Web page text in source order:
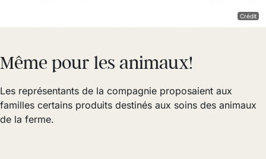
Crédit
Même pour les animaux!
Les représentants de la compagnie proposaient aux
familles certains produits destinés aux soins des animaux
de la ferme.